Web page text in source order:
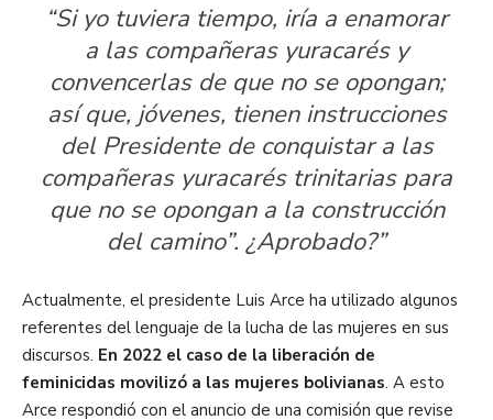
“Si yo tuviera tiempo, iría a enamorar
a las compañeras yuracarés y
convencerlas de que no se opongan;
así que, jóvenes, tienen instrucciones
del Presidente de conquistar a las
compañeras yuracarés trinitarias para
que no se opongan a la construcción
del camino”. ¿Aprobado?”
Actualmente, el presidente Luis Arce ha utilizado algunos
referentes del lenguaje de la lucha de las mujeres en sus
discursos. En 2022 el caso de la liberación de
feminicidas movilizó a las mujeres bolivianas. A esto
Arce respondió con el anuncio de una comisión que revise